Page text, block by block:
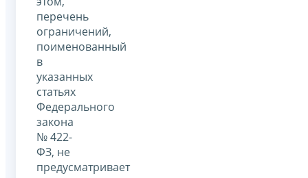
перечень
ограничений,
поименованный
в
указанных
статьях
Федерального
закона
№ 422-
ФЗ, не
предусматривает